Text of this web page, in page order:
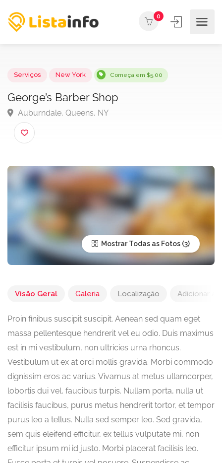
0
Começa em $5,00
George’s Barber Shop
Auburndale, Queens, NY
Mostrar Todas as Fotos
Visão Geral Galeria Localização Adicionar
Proin finibus suscipit suscipit. Aenean sed quam eget
massa pellentesque hendrerit vel eu odio. Duis maximus
est in mi vestibulum, non ultricies urna rhoncus.
Vestibulum ut ex at orci mollis gravida. Morbi commodo
dignissim eros ac varius. Vivamus at metus ullamcorper,
lobortis dui vel, faucibus turpis. Nullam porta, nulla ut
facilisis faucibus, purus metus hendrerit tortor, et tempor
purus leo a tellus. Nulla sed semper leo. Sed gravida,
sem quis eleifend efficitur, ex tellus vulputate mi, non
efficitur ipsum mi id justo. Morbi placerat facilisis leo.